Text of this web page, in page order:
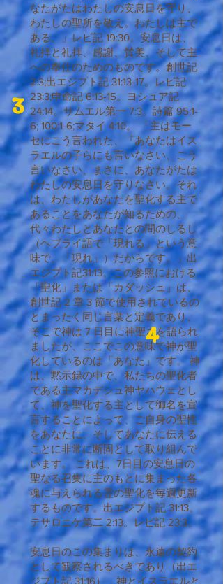
なたがたはわたしの安息日を守り、
わたしの聖所を敬え。わたしは主で
ある。」レビ記 19:30。安息日は、
礼拝と礼拝、感謝、賛美、そして主
への奉仕のためのものです。創世記
2:3;出エジプト記 31:13-17。レビ記
23:3;申命記 6:13-15。ヨシュア記
24:14。サムエル第一 7:3。詩篇 95:1-
6; 100:1-6;マタイ 4:10。 「主はモー
セにこう言われた、『あなたはイス
ラエルの子らにも言いなさい、こう
言いなさい、まさに、あなたがたは
わたしの安息日を守りなさい。それ
は、わたしがあなたを聖化する主で
あることをあなたが知るための、
代々わたしとあなたとの間のしるし
（ヘブライ語で「現れる」という意
味で、「現れ」）だからです。」出
エジプト記31:13。この参照における
「聖化」または「カダッシュ」は、
創世記 2 章 3 節で使用されているの
とまったく同じ言葉と定義であり、
そこで神は 7 日目に神聖さを語られ
ましたが、ここでこの意味で神が聖
化しているのは「あなた」です。 神
は、黙示録の中で、私たちの聖化者
である主マカデシュ神ヤハウェとし
て、神を聖化する主として御名を宣
言することによって、ご自身の聖性
をあなたに、そしてあなたに伝える
ことに非常に断固として取り組んで
います。 これは、7日目の安息日の
聖なる召集に主のもとに集まった各
魂に与えられる霊の聖化を毎週更新
するものです。出エジプト記 31:13。
テサロニケ第二 2:13。レビ記 23:3。
安息日のこの集まりは、永遠の契約
として観察されるべきであり（出エ
ジプト記 31:16）、神とイスラエルと
3
4